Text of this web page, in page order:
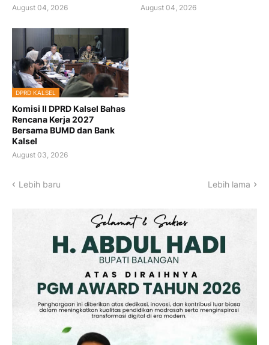
August 04, 2026 August 04, 2026
DPRD KALSEL
Komisi II DPRD Kalsel Bahas
Rencana Kerja 2027
Bersama BUMD dan Bank
Kalsel
August 03, 2026
Lebih baru Lebih lama